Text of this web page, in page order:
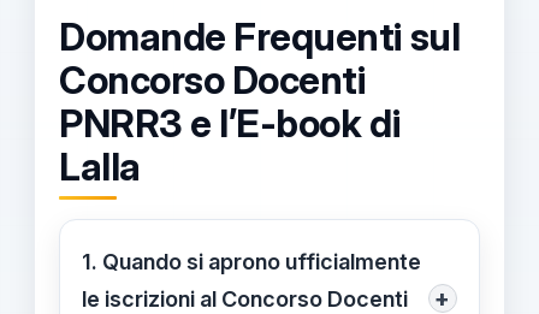
Domande Frequenti sul
Concorso Docenti
PNRR3 e l’E-book di
Lalla
1. Quando si aprono ufficialmente
le iscrizioni al Concorso Docenti
+